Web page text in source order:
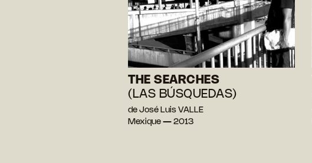
THE SEARCHES
(LAS BÚSQUEDAS)
de José Luis VALLE
Mexique — 2013